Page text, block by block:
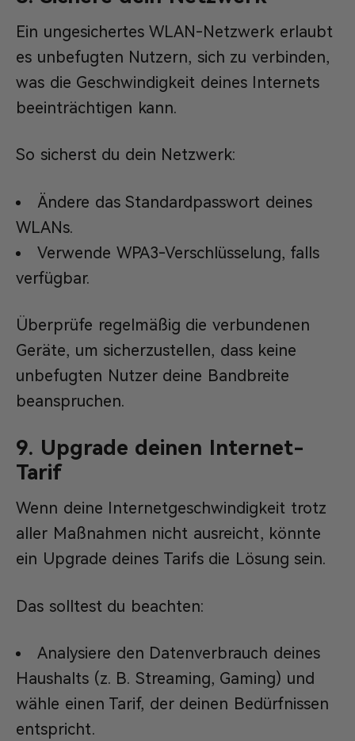
Ein ungesichertes WLAN-Netzwerk erlaubt
es unbefugten Nutzern, sich zu verbinden,
was die Geschwindigkeit deines Internets
beeinträchtigen kann.
So sicherst du dein Netzwerk:
Ändere das Standardpasswort deines
WLANs.
Verwende WPA3-Verschlüsselung, falls
verfügbar.
Überprüfe regelmäßig die verbundenen
Geräte, um sicherzustellen, dass keine
unbefugten Nutzer deine Bandbreite
beanspruchen.
9. Upgrade deinen Internet-
Tarif
Wenn deine Internetgeschwindigkeit trotz
aller Maßnahmen nicht ausreicht, könnte
ein Upgrade deines Tarifs die Lösung sein.
Das solltest du beachten:
Analysiere den Datenverbrauch deines
Haushalts (z. B. Streaming, Gaming) und
wähle einen Tarif, der deinen Bedürfnissen
entspricht.